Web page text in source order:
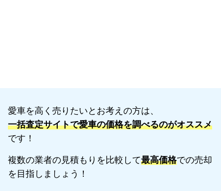
愛車を高く売りたいとお考えの方は、
一括査定サイトで愛車の価格を調べるのがオススメ
です！
複数の業者の見積もりを比較して最高価格での売却
を目指しましょう！